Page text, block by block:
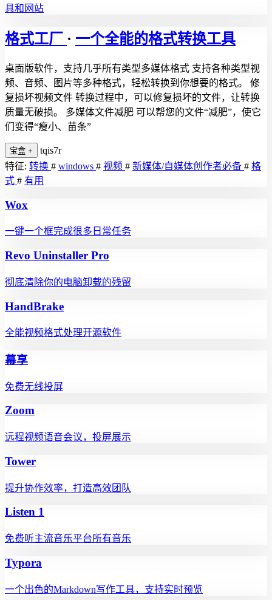
具和网站
格式工厂 · 一个全能的格式转换工具
桌面版软件，支持几乎所有类型多媒体格式 支持各种类型视
频、音频、图片等多种格式，轻松转换到你想要的格式。 修
复损坏视频文件 转换过程中，可以修复损坏的文件，让转换
质量无破损。 多媒体文件减肥 可以帮您的文件“减肥”，使它
们变得“瘦小、苗条”
宝盒 +
tqis7r
特征: 转换 # windows # 视频 # 新媒体/自媒体创作者必备 # 格
式 # 有用
Wox
一键一个框完成很多日常任务
Revo Uninstaller Pro
彻底清除你的电脑卸载的残留
HandBrake
全能视频格式处理开源软件
幕享
免费无线投屏
Zoom
远程视频语音会议，投屏展示
Tower
提升协作效率，打造高效团队
Listen 1
免费听主流音乐平台所有音乐
Typora
一个出色的Markdown写作工具，支持实时预览